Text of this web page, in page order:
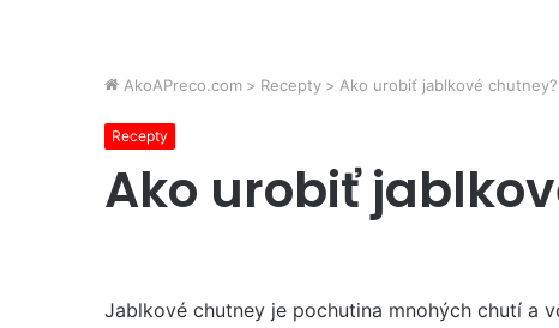
AkoAPreco.com > Recepty > Ako urobiť jablkové chutney?
Recepty
Ako urobiť
Jablkové chutney je pochutina mnohých chutí a